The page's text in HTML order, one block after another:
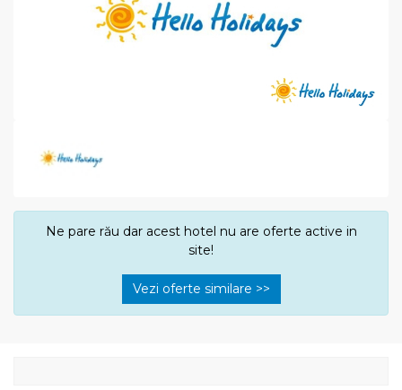
Ne pare rău dar acest hotel nu are oferte active in
site!
Vezi oferte similare >>